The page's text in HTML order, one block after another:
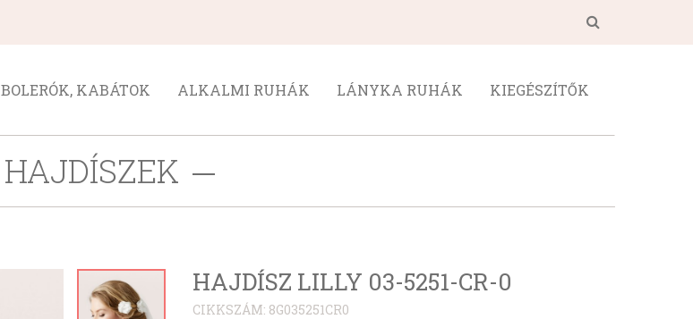
BOLERÓK, KABÁTOK ALKALMI RUHÁK LÁNYKA RUHÁK KIEGÉSZÍTŐK
HAJDÍSZEK
HAJDÍSZ LILLY 03-5251-CR-0
CIKKSZÁM: 8G035251CR0